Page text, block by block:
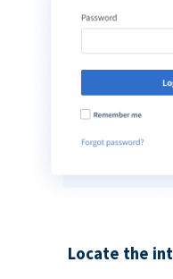
Locate the